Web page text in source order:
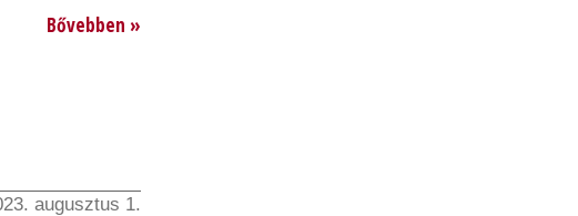
Bővebben »
augusztus 1.